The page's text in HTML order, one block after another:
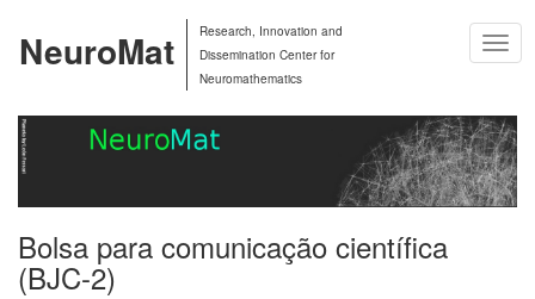
NeuroMat
Research, Innovation and
Dissemination Center for
Neuromathematics
Bolsa para comunicação científica
(BJC-2)